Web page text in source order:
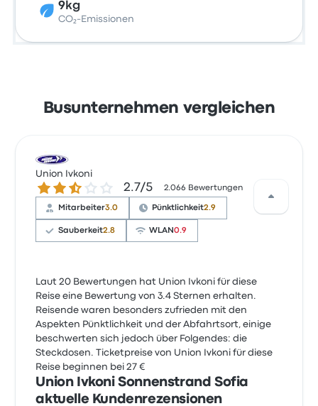
9kg
CO₂-Emissionen
Busunternehmen vergleichen
Union Ivkoni
2.7 von 5 Sternen2.7/5 2.066 Bewertungen
Mitarbeiter3.0 Pünktlichkeit2.9
Sauberkeit2.8 WLAN0.9
Laut 20 Bewertungen hat Union Ivkoni für diese
Reise eine Bewertung von 3.4 Sternen erhalten.
Reisende waren besonders zufrieden mit den
Aspekten Pünktlichkeit und der Abfahrtsort, einige
beschwerten sich jedoch über Folgendes: die
Steckdosen. Ticketpreise von Union Ivkoni für diese
Reise beginnen bei 27 €
Union Ivkoni Sonnenstrand Sofia
aktuelle Kundenrezensionen